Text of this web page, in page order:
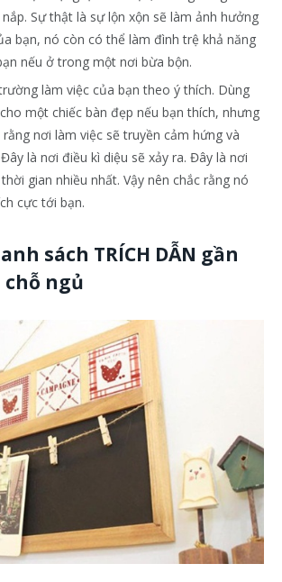
Sự thật là sự lộn xộn sẽ làm ảnh hưởng
bạn, nó còn có thể làm đình trệ khả năng
nếu ở trong một nơi bừa bộn.
làm việc của bạn theo ý thích. Dùng
một chiếc bàn đẹp nếu bạn thích, nhưng
nơi làm việc sẽ truyền cảm hứng và
là nơi điều kì diệu sẽ xảy ra. Đây là nơi
gian nhiều nhất. Vậy nên chắc rằng nó
cực tới bạn.
sách TRÍCH DẪN gần
chỗ ngủ